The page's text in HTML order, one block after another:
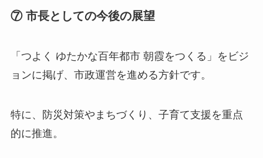
⑦ 市長としての今後の展望
「つよく ゆたかな百年都市 朝霞をつくる」をビジ
ョンに掲げ、市政運営を進める方針です。
特に、防災対策やまちづくり、子育て支援を重点
的に推進。